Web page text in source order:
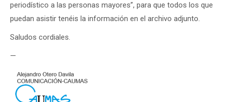
periodístico a las personas mayores”, para que todos los que
puedan asistir tenéis la información en el archivo adjunto.
Saludos cordiales.
—